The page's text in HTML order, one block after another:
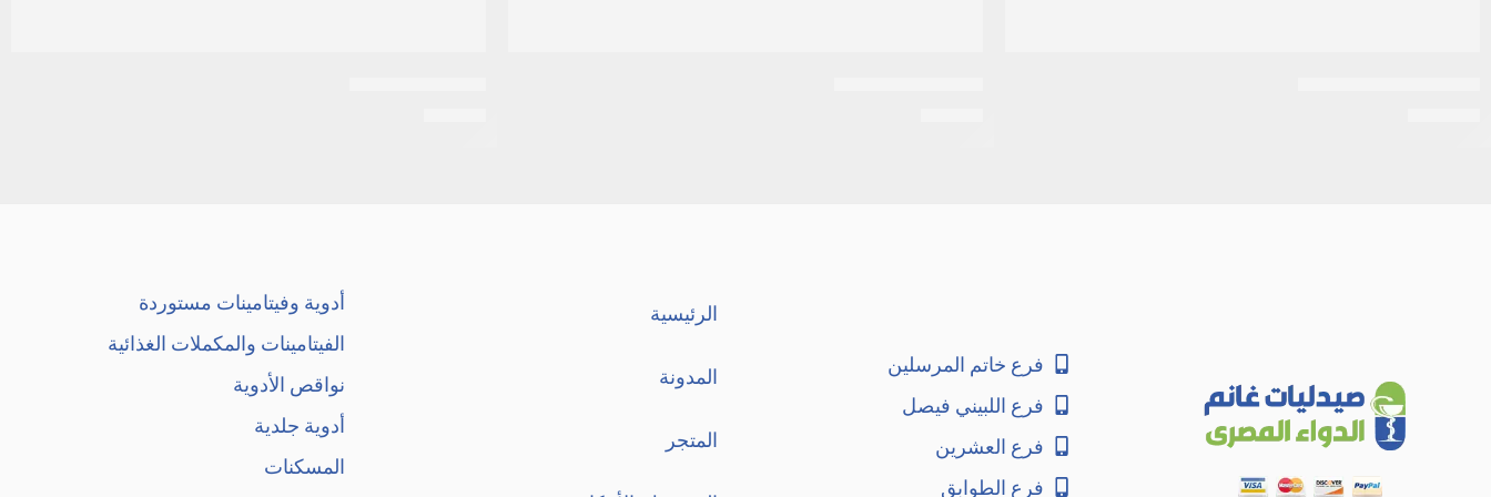
فرع خاتم المرسلين
فرع اللبيني فيصل
فرع العشرين
فرع الطوابق
الرئيسية
المدونة
المتجر
أدوية وفيتامينات مستوردة
الفيتامينات والمكملات الغذائية
نواقص الأدوية
أدوية جلدية
المسكنات